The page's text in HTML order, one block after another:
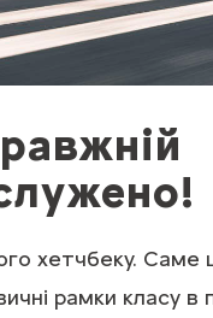
хетчбеку.
рамки класу